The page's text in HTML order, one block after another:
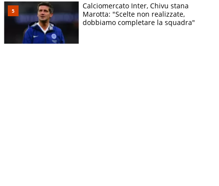
Calciomercato Inter, Chivu stana
Marotta: "Scelte non realizzate,
dobbiamo completare la squadra"